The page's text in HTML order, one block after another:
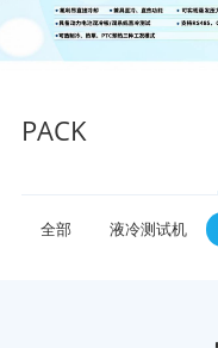
PACK
全部 液冷测试机